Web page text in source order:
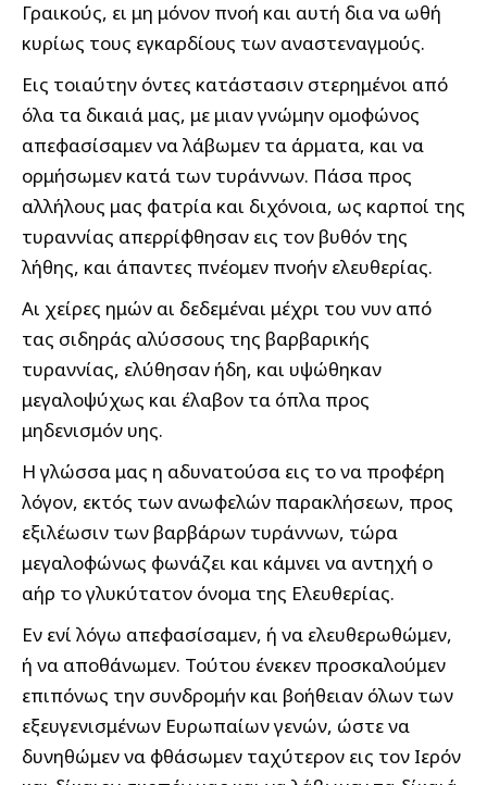
Γραικούς, ει μη μόνον πνοή και αυτή δια να ωθή
κυρίως τους εγκαρδίους των αναστεναγμούς.
Εις τοιαύτην όντες κατάστασιν στερημένοι από
όλα τα δικαιά μας, με μιαν γνώμην ομοφώνος
απεφασίσαμεν να λάβωμεν τα άρματα, και να
ορμήσωμεν κατά των τυράννων. Πάσα προς
αλλήλους μας φατρία και διχόνοια, ως καρποί της
τυραννίας απερρίφθησαν εις τον βυθόν της
λήθης, και άπαντες πνέομεν πνοήν ελευθερίας.
Αι χείρες ημών αι δεδεμέναι μέχρι του νυν από
τας σιδηράς αλύσσους της βαρβαρικής
τυραννίας, ελύθησαν ήδη, και υψώθηκαν
μεγαλοψύχως και έλαβον τα όπλα προς
μηδενισμόν υης.
Η γλώσσα μας η αδυνατούσα εις το να προφέρη
λόγον, εκτός των ανωφελών παρακλήσεων, προς
εξιλέωσιν των βαρβάρων τυράννων, τώρα
μεγαλοφώνως φωνάζει και κάμνει να αντηχή ο
αήρ το γλυκύτατον όνομα της Ελευθερίας.
Εν ενί λόγω απεφασίσαμεν, ή να ελευθερωθώμεν,
ή να αποθάνωμεν. Τούτου ένεκεν προσκαλούμεν
επιπόνως την συνδρομήν και βοήθειαν όλων των
εξευγενισμένων Ευρωπαίων γενών, ώστε να
δυνηθώμεν να φθάσωμεν ταχύτερον εις τον Ιερόν